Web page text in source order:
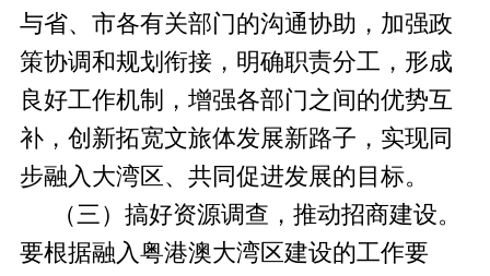
与省、市各有关部门的沟通协助，加强政
策协调和规划衔接，明确职责分工，形成
良好工作机制，增强各部门之间的优势互
补，创新拓宽文旅体发展新路子，实现同
步融入大湾区、共同促进发展的目标。
（三）搞好资源调查，推动招商建设。
要根据融入粤港澳大湾区建设的工作要